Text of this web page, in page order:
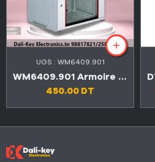
UGS : WM6409.901
WM6409.901 Armoire démontée à section unique
450.00 DT